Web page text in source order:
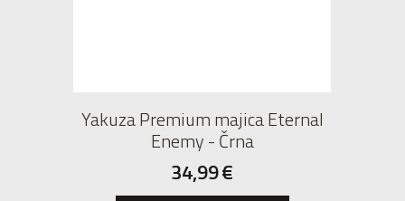
Yakuza Premium majica Eternal
Enemy - Črna
34,99€